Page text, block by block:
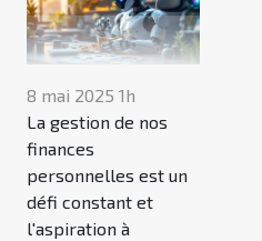
8 mai 2025 1h
La gestion de nos
finances
personnelles est un
défi constant et
l'aspiration à